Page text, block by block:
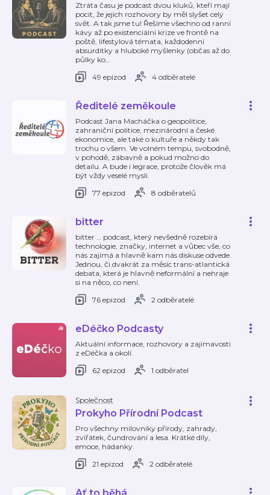
Ztráta času je podcast dvou kluků, kteří mají
pocit, že jejich rozhovory by měl slyšet celý
svět. A tak jsme tu! Řešíme všechno od ranní
kávy až po existenciální krize ve frontě na
poště, lifestylová témata, každodenní
absurditky a hluboké myšlenky (občas až do
půlky ko…
49 epizod
4 odběratelé
Ředitelé zeměkoule
Podcast Jana Macháčka o geopolitice,
zahraniční politice, mezinárodní a české
ekonomice, ale také o kultuře a někdy tak
trochu o všem. Ve volném tempu, svobodně,
v pohodě, zábavně a pokud možno do
detailu. A bude i legrace, protože člověk má
být vždy veselé mysli.
77 epizod
8 odběratelů
bitter
bitter … podcast, který nevšedně rozebírá
technologie, značky, internet a vůbec vše, co
nás zajímá a hlavně kam nás diskuse odvede.
Jednou, či dvakrát za měsíc trans-atlantická
debata, která je hlavně neformální a nehraje
si na něco, co není.
76 epizod
2 odběratelé
eDéčko Podcasty
Aktuální informace, rozhovory a zajímavosti
z eDéčka a okolí.
62 epizod
1 odběratel
Společnost
Prokyho Přírodní Podcast
Pro všechny milovníky přírody, zahrady,
zvířátek, čundrování a lesa. Krátké díly,
emoce, hádanky.
21 epizod
2 odběratelé